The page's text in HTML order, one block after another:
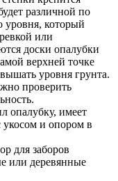
различной по
уровня, который
или
доски опалубки
верхней точке
уровня грунта.
проверить
опалубку, имеет
укосом и опором в
для заборов
или деревянные